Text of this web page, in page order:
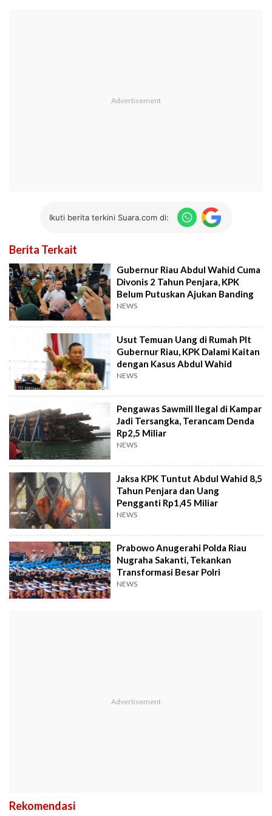
Ikuti berita terkini Suara.com di:
Berita Terkait
Gubernur Riau Abdul Wahid Cuma
Divonis 2 Tahun Penjara, KPK
Belum Putuskan Ajukan Banding
NEWS
Usut Temuan Uang di Rumah Plt
Gubernur Riau, KPK Dalami Kaitan
dengan Kasus Abdul Wahid
NEWS
Pengawas Sawmill Ilegal di Kampar
Jadi Tersangka, Terancam Denda
Rp2,5 Miliar
NEWS
Jaksa KPK Tuntut Abdul Wahid 8,5
Tahun Penjara dan Uang
Pengganti Rp1,45 Miliar
NEWS
Prabowo Anugerahi Polda Riau
Nugraha Sakanti, Tekankan
Transformasi Besar Polri
NEWS
Rekomendasi